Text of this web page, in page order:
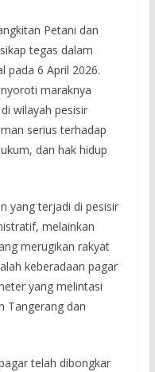
Petani dan
tegas dalam
pada 6 April 2026.
maraknya
wilayah pesisir
serius terhadap
dan hak hidup
yang terjadi di pesisir
melainkan
merugikan rakyat
keberadaan pagar
yang melintasi
Tangerang dan
telah dibongkar